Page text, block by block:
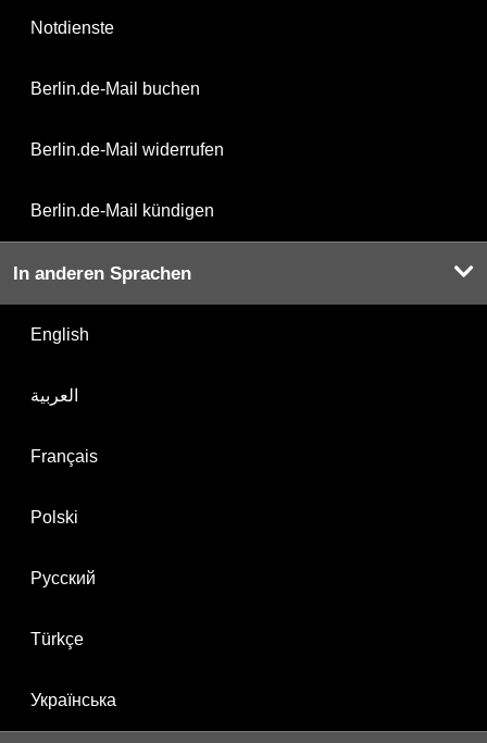
Notdienste
Berlin.de-Mail buchen
Berlin.de-Mail widerrufen
Berlin.de-Mail kündigen
In anderen Sprachen
English
العربية
Français
Polski
Русский
Türkçe
Українська